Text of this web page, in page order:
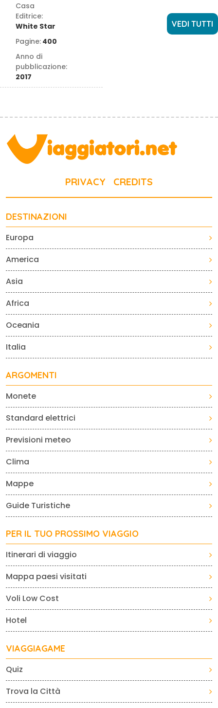
Casa
Editrice:
White Star
Pagine: 400
Anno di
pubblicazione:
2017
VEDI TUTTI
PRIVACY CREDITS
DESTINAZIONI
Europa
America
Asia
Africa
Oceania
Italia
ARGOMENTI
Monete
Standard elettrici
Previsioni meteo
Clima
Mappe
Guide Turistiche
PER IL TUO PROSSIMO VIAGGIO
Itinerari di viaggio
Mappa paesi visitati
Voli Low Cost
Hotel
VIAGGIAGAME
Quiz
Trova la Città